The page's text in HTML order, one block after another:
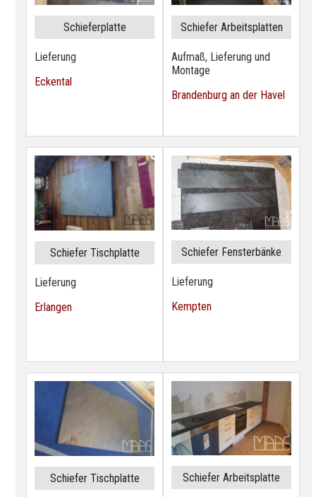
Schieferplatte
Lieferung
Eckental
Schiefer Arbeitsplatten
Aufmaß, Lieferung und
Montage
Brandenburg an der Havel
Schiefer Tischplatte
Lieferung
Erlangen
Schiefer Fensterbänke
Lieferung
Kempten
Schiefer Tischplatte Schiefer Arbeitsplatte